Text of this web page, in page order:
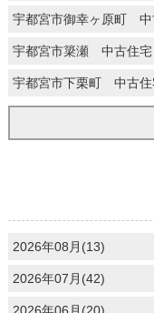
宇都宮市御幸ヶ原町
宇都宮市簗瀬 中古住
宇都宮市下栗町 中古
2026年08月(13)
2026年07月(42)
2026年06月(20)